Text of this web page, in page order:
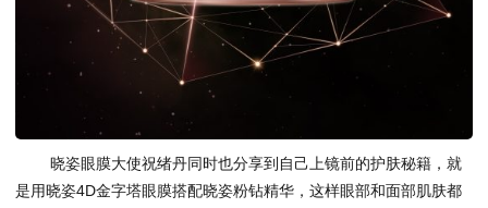
​晓姿眼膜大使祝绪丹同时也分享到自己上镜前的护肤秘籍，就
是用晓姿4D金字塔眼膜搭配晓姿粉钻精华，这样眼部和面部肌肤都